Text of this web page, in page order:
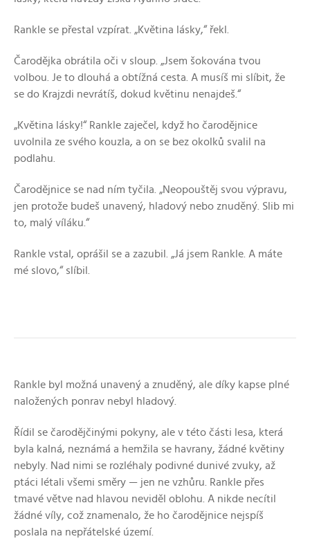
Rankle se přestal vzpírat. „Květina lásky,“ řekl.
Čarodějka obrátila oči v sloup. „Jsem šokována tvou
volbou. Je to dlouhá a obtížná cesta. A musíš mi slíbit, že
se do Krajzdi nevrátíš, dokud květinu nenajdeš.“
„Květina lásky!“ Rankle zaječel, když ho čarodějnice
uvolnila ze svého kouzla, a on se bez okolků svalil na
podlahu.
Čarodějnice se nad ním tyčila. „Neopouštěj svou výpravu,
jen protože budeš unavený, hladový nebo znuděný. Slib mi
to, malý víláku.“
Rankle vstal, oprášil se a zazubil. „Já jsem Rankle. A máte
mé slovo,“ slíbil.
Rankle byl možná unavený a znuděný, ale díky kapse plné
naložených ponrav nebyl hladový.
Řídil se čarodějčinými pokyny, ale v této části lesa, která
byla kalná, neznámá a hemžila se havrany, žádné květiny
nebyly. Nad nimi se rozléhaly podivné dunivé zvuky, až
ptáci létali všemi směry — jen ne vzhůru. Rankle přes
tmavé větve nad hlavou neviděl oblohu. A nikde necítil
žádné víly, což znamenalo, že ho čarodějnice nejspíš
poslala na nepřátelské území.